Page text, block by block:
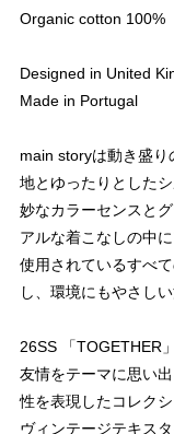
Organic cotton 100%
Designed in United
Made in Portugal
main storyは動き盛り
地とゆったりとした
妙なカラーセンスと
アルな着こなしの中
使用されているすべ
し、環境にもやさし
26SS 「TOGETHER」
友情をテーマに思い
性を表現したコレクシ
ヴィンテージテキス